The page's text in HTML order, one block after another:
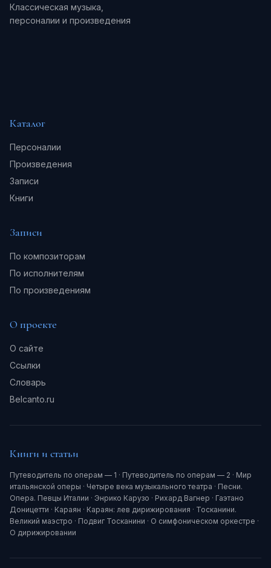
Классическая музыка,
персоналии и произведения
Каталог
Персоналии
Произведения
Записи
Книги
Записи
По композиторам
По исполнителям
По произведениям
О проекте
О сайте
Ссылки
Словарь
Belcanto.ru
Книги и статьи
Путеводитель по операм — 1 · Путеводитель по операм — 2 · Мир
итальянской оперы · Четыре века музыкального театра · Песни.
Опера. Певцы Италии · Энрико Карузо · Рихард Вагнер · Гаэтано
Доницетти · Караян · Караян: лев дирижирования · Тосканини.
Великий маэстро · Подвиг Тосканини · О симфоническом оркестре ·
О дирижировании